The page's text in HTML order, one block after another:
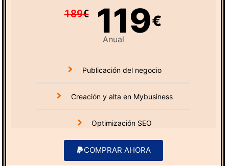
189€ 119€
Anual
Publicación del negocio
Creación y alta en Mybusiness
Optimización SEO
COMPRAR AHORA